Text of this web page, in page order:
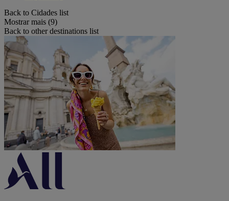
Back to Cidades list
Mostrar mais (9)
Back to other destinations list